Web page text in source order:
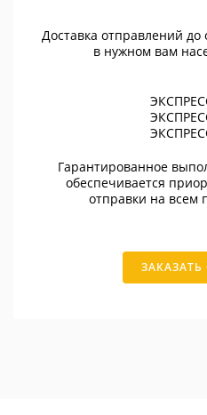
Доставка отправлений
в нужном вам
Гарантированное
обеспечивается
отправки на всем